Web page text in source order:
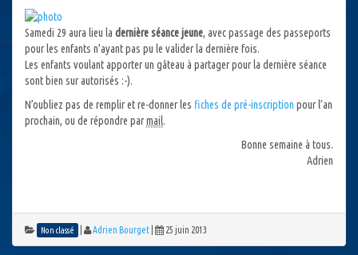
Samedi 29 aura lieu la dernière séance jeune, avec passage des passeports
pour les enfants n’ayant pas pu le valider la dernière fois.
Les enfants voulant apporter un gâteau à partager pour la dernière séance
sont bien sur autorisés :-).
N’oubliez pas de remplir et re-donner les fiches de pré-inscription pour l’an
prochain, ou de répondre parmail.
Bonne semaine à tous.
Adrien
Non classé Adrien Bourget 25 juin 2013